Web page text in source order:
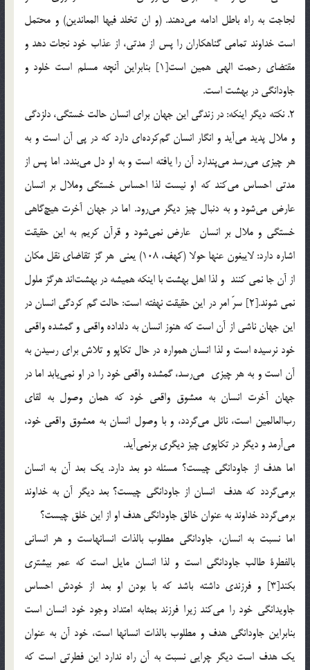
لجاجت به راه باطل ادامه مي‌دهند. (و ان تخلد فيها المعاندين) و محتمل
است خداوند تمامي گناهكاران را پس از مدتي، از عذاب خود نجات دهد و
مقتضاي رحمت الهي همين است[1] بنابراين آنچه مسلم است خلود و
جاودانگي در بهشت است.
2. نكته ديگر اينكه: در زندگي اين جهان براي انسان حالت خستگي، دلزدگي
و ملال پديد مي‌آيد و انگار انسان گم‌كرده‌اي دارد كه در پي آن است و به
هر چيزي مي‌رسد مي‌پندارد آن را يافته است و به او دل‌ مي‌بندد. اما پس از
مدتي احساس مي‌كند كه او نيست لذا احساس خستگي وملال بر انسان
عارض مي‌شود و به دنبال چيز ديگر مي‌رود. اما در جهان آخرت هيچ‌گاهي
خستگي و ملال بر انسان عارض نمي‌شود و قرآن كريم به اين حقيقت
اشاره دارد: لايبغون عنها حولا (كهف، 108) يعني هر گز تقاضای نقل مکان
از آن جا نمی کنند و لذا اهل بهشت با اينكه هميشه در بهشت‌اند هرگز ملول
نمي‌ شوند.[2] سرّ امر در اين حقيقت نهفته است: حالت گم كردگي انسان در
اين جهان ناشي از آن است كه هنوز انسان به دلداده واقعي و گمشده واقعي
خود نرسيده است و لذا انسان همواره در حال تكاپو و تلاش براي رسيدن به
آن است و به هر چيزي مي‌رسد، گمشده واقعي خود را در او نمي‌يابد اما در
جهان آخرت انسان به معشوق واقعي خود كه همان وصول به لقاي
رب‌العالمين است، نائل مي‌گردد، و با وصول انسان به معشوق واقعي خود،
مي‌آرمد و ديگر در تكاپوي چيز ديگري برنمي‌آيد.
اما هدف از جاودانگي چيست؟ مسئله دو بعد دارد. يك بعد آن به انسان
برمي‌گردد كه هدف انسان از جاودانگي چيست؟ بعد ديگر آن به خداوند
برمي‌گردد خداوند به عنوان خالق جاودانگي هدف او از اين خلق چيست؟
اما نسبت به انسان، جاودانگي مطلوب بالذات انسانهاست و هر انساني
بالفطرة طالب جاودانگي است و لذا انسان مايل است كه عمر بيشتري
بكند[3] و فرزندي داشته باشد كه با بودن او بعد از خودش احساس
جاويدانگي خود را مي‌كند زيرا فرزند بمثابه امتداد وجود خود انسان است
بنابراين جاودانگي هدف و مطلوب بالذات انسانها است، خود آن به عنوان
يك هدف است ديگر چرايي نسبت به آن راه ندارد اين فطرتي است كه